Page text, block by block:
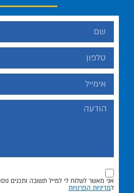
אני מאשר לשלוח לי למייל תשובה ותכנים
למדיניות הפרטיות